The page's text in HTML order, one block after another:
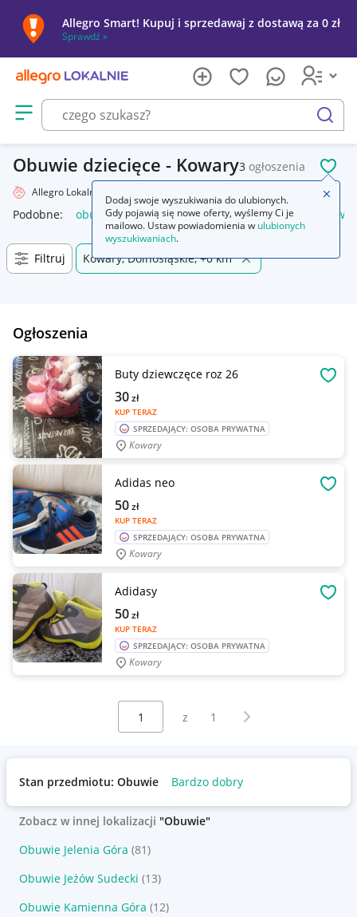
Allegro Smart! Kupuj i sprzedawaj z dostawą za 0 zł
Sprawdź »
Otwórz menu z kategoriami
szukaj
Obuwie dziecięce - Kowary3 ogłoszenia
Allegro Lokalnie
Podobne: obuwie obuwie męskie obuwie damskie
Filtruj Kowary, Dolnośląskie, +0 km
Ogłoszenia
Buty dziewczęce roz 26
KUP TERAZ
30zł
SPRZEDAJĄCY: OSOBA PRYWATNA
Kowary
Adidas neo
KUP TERAZ
50zł
SPRZEDAJĄCY: OSOBA PRYWATNA
Kowary
Adidasy
KUP TERAZ
50zł
SPRZEDAJĄCY: OSOBA PRYWATNA
Kowary
Wybierz stronę:
z 1 Następna strona
Stan przedmiotu: Obuwie Bardzo dobry
Zobacz w innej lokalizacji "Obuwie"
Obuwie Jelenia Góra (81)
Obuwie Jeżów Sudecki (13)
Obuwie Kamienna Góra (12)
Dodaj swoje wyszukiwania do ulubionych.
Gdy pojawią się nowe oferty, wyślemy Ci je
mailowo. Ustaw powiadomienia w ulubionych
wyszukiwaniach.